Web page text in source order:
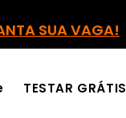
SUA VAGA!
TESTAR GRÁTIS